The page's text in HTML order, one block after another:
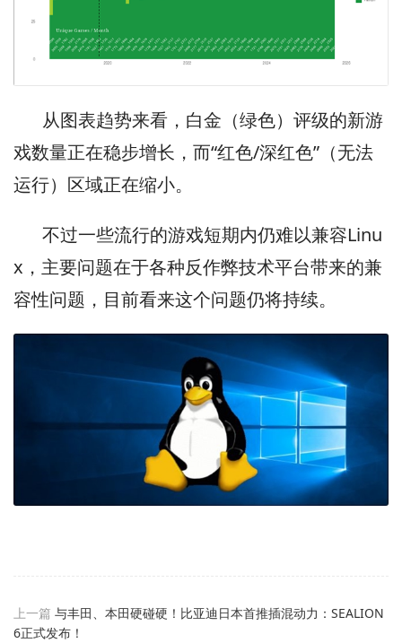
从图表趋势来看，白金（绿色）评级的新游
戏数量正在稳步增长，而“红色/深红色”（无法
运行）区域正在缩小。
不过一些流行的游戏短期内仍难以兼容Linu
x，主要问题在于各种反作弊技术平台带来的兼
容性问题，目前看来这个问题仍将持续。
上一篇 与丰田、本田硬碰硬！比亚迪日本首推插混动力：SEALION
6正式发布！